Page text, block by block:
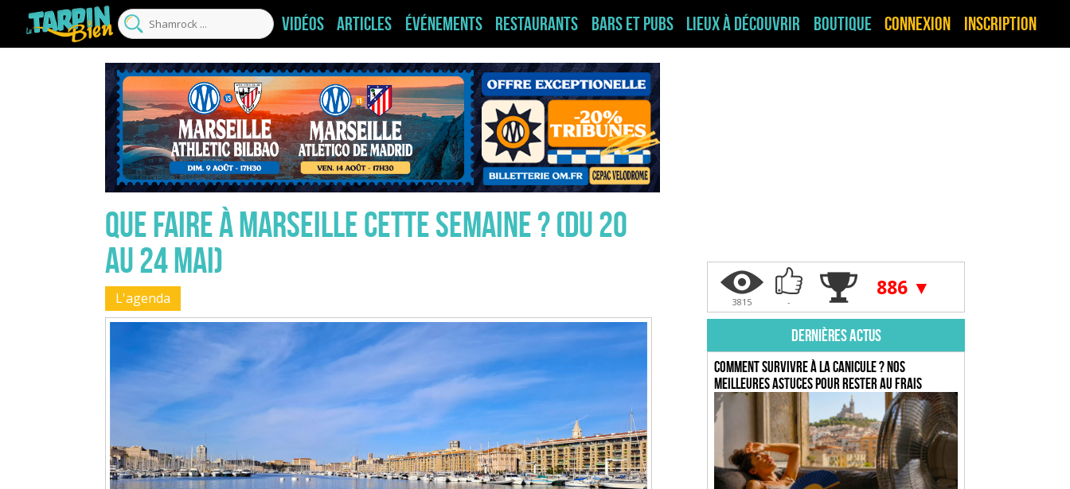
Vidéos Articles Événements Restaurants Bars et pubs Lieux à découvrir Boutique Connexion Inscription
Que faire à Marseille cette semaine ? (du 20
au 24 mai)
L'agenda 3815 -
886 ▼
Dernières actus
Comment survivre à la canicule ? Nos
meilleures astuces pour rester au frais